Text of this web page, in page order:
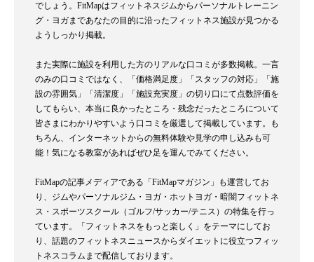
でしょう。FitMapはフィットネスジムからパーソナルトレーニン
グ・ヨガまであなたの目的に沿ったフィットネス施設が見つかる
ようしっかり掲載。
また実際に施設を利用した方のリアルな口コミが多数掲載。一言
のみの口コミではなく、「価格満足度」「スタッフの対応」「施
設の雰囲気」「清潔度」「施設充実度」の切り口にて点数評価を
してもらい、本当に良かったところ・残念だったところについて
皆さまにわかりやすいよう口コミを厳選して掲載しています。も
ちろん、インターネットからの無料体験や見学の申し込みも可
能！気になる教室があればぜひ足を運んでみてください。
FitMapの記事メディアである「FitMapマガジン」も運営してお
り、ジムやパーソナルジム・ヨガ・ホットヨガ・暗闇フィットネ
ス・スポーツスクール（ゴルフ/サッカー/テニス）の特集を行っ
ています。「フィットネスをもっと楽しく」をテーマにしてお
り、話題のフィットネスニュースからダイエットに役立つフィッ
トネスコラムまで配信しております。